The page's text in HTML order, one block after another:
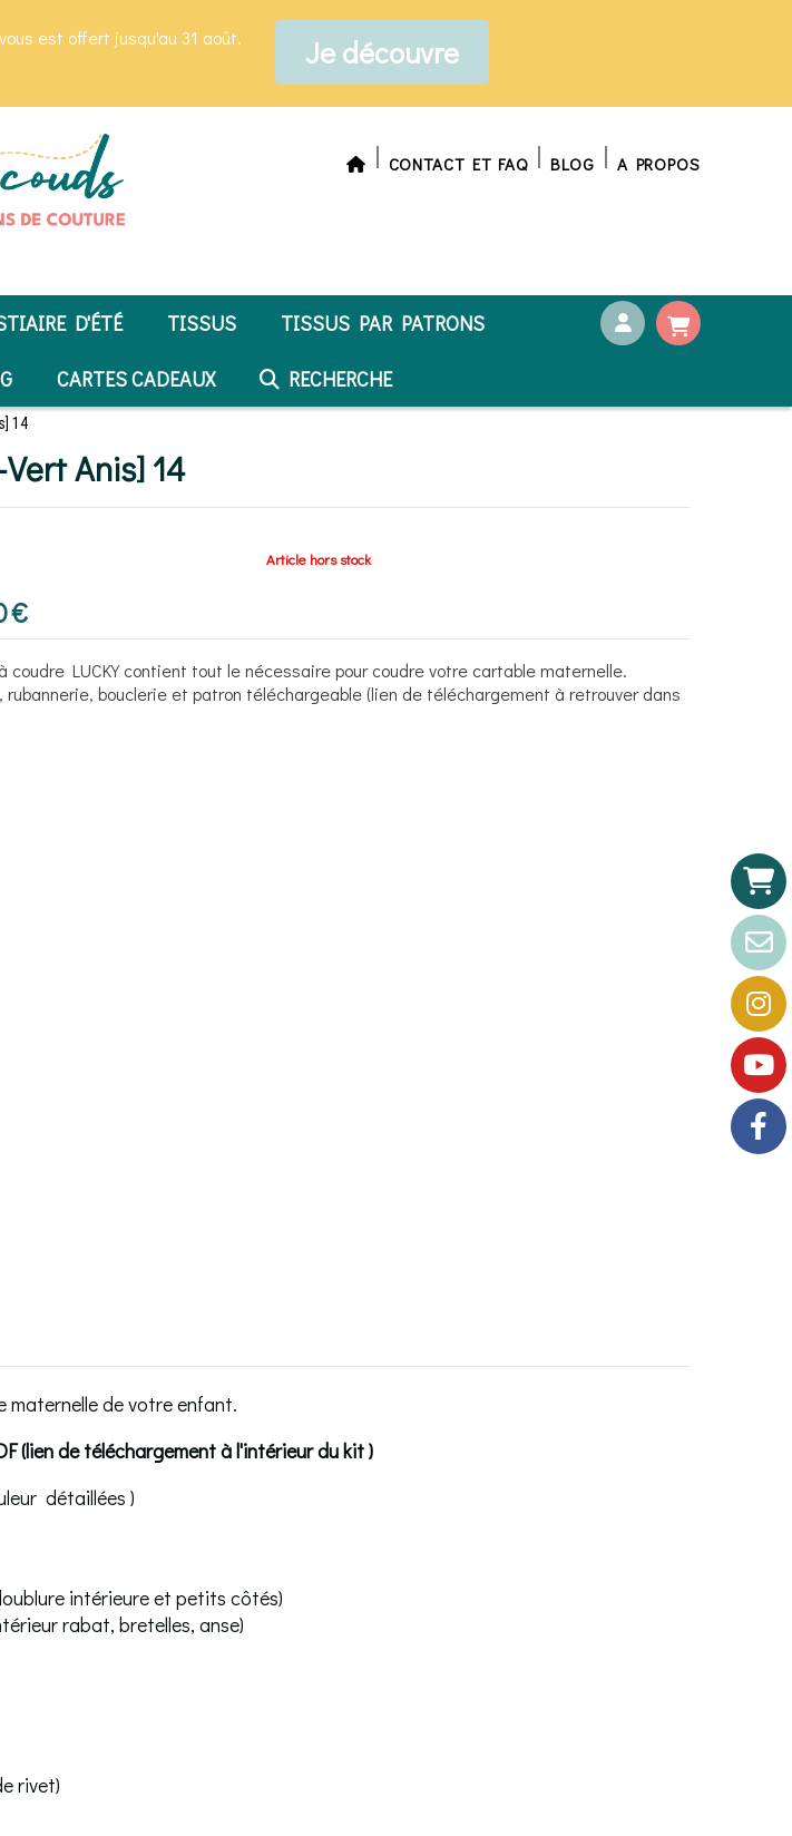
est offert jusqu'au 31 août. Je découvre
CONTACT ET FAQ BLOG A PROPOS
D'ÉTÉ TISSUS TISSUS PAR PATRONS
CARTES CADEAUX RECHERCHE
14
Anis] 14
€
Article hors stock
coudre LUCKY contient tout le nécessaire pour coudre votre cartable maternelle.
rubannerie, bouclerie et patron téléchargeable (lien de téléchargement à retrouver dans
maternelle de votre enfant.
(lien de téléchargement à l'intérieur du kit )
détaillées )
intérieure et petits côtés)
rabat, bretelles, anse)
rivet)